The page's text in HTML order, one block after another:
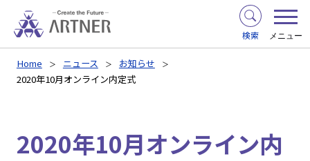
検索 メニュー
Home ニュース
お知らせ
2020年10月オンライン内定式
2020年10月オンライン内